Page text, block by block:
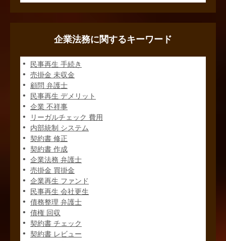
企業法務に関するキーワード
民事再生 手続き
売掛金 未収金
顧問 弁護士
民事再生 デメリット
企業 不祥事
リーガルチェック 費用
内部統制 システム
契約書 修正
契約書 作成
企業法務 弁護士
売掛金 買掛金
企業再生 ファンド
民事再生 会社更生
債務整理 弁護士
債権 回収
契約書 チェック
契約書 レビュー